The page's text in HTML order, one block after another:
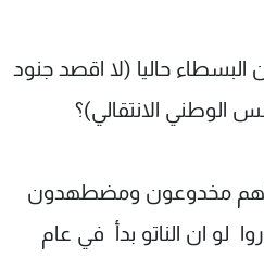
حاليا (لا اقصد جنود
الوطني الانتقالي)؟
انهم مخدوعون ومضطهدون
لو ان الناتو بدأ في عام